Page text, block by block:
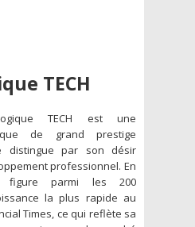
TECH
TECH est une
de grand prestige
distingue par son désir
professionnel. En
figure parmi les 200
la plus rapide au
Times, ce qui reflète sa